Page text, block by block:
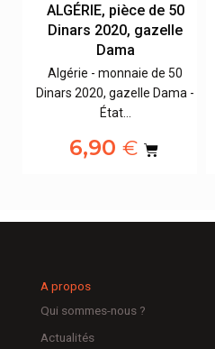
ALGÉRIE, pièce de 50
Dinars 2020, gazelle
Dama
Algérie - monnaie de 50
Dinars 2020, gazelle Dama -
État…
6,90€
A propos
Qui sommes-nous ?
Actualités